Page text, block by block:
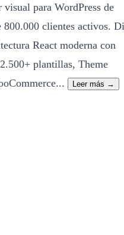
para WordPress de
800.000 clientes activos.
React moderna con
plantillas, Theme
Leer más →